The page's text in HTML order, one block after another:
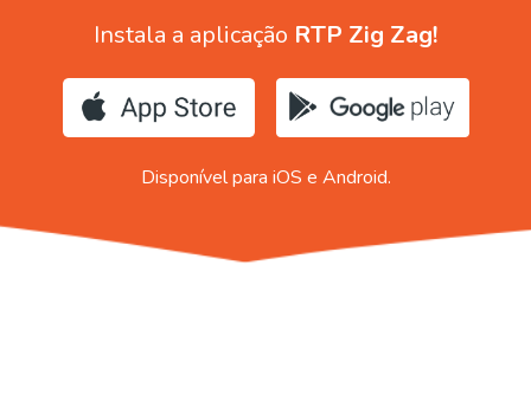
Instala a aplicação RTP Zig Zag!
Disponível para iOS e Android.